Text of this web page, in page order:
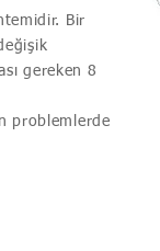
Bir
gereken 8
problemlerde